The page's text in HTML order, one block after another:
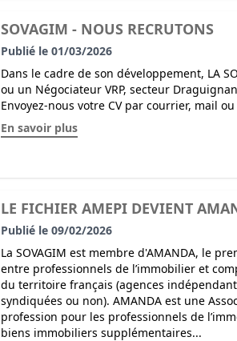
SOVAGIM - NOUS RECRUTONS
Publié le 01/03/2026
Dans le cadre de son développement, LA
ou un Négociateur VRP, secteur
Envoyez-nous votre CV par courrier, mail
En savoir plus
LE FICHIER AMEPI DEVIENT
Publié le 09/02/2026
La SOVAGIM est membre d'AMANDA, le
entre professionnels de l’immobilier et
du territoire français (agences
syndiquées ou non). AMANDA est une
profession pour les professionnels de
biens immobiliers supplémentaires...